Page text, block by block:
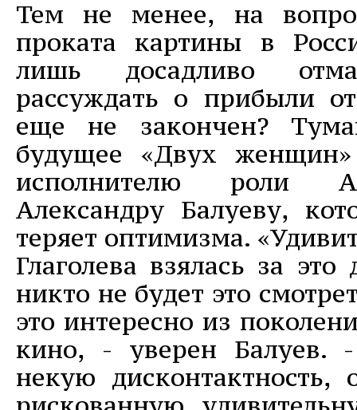
Тем не менее, на
проката картины в
лишь досадливо
рассуждать о прибыли
еще не закончен?
будущее «Двух женщин»
исполнителю роли
Александру Балуеву,
теряет оптимизма.
Глаголева взялась за
никто не будет это
это интересно из
кино, - уверен Балуев.
некую